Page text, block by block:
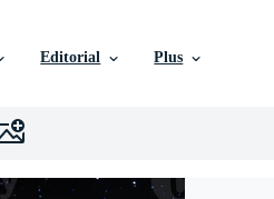
Editorial Plus